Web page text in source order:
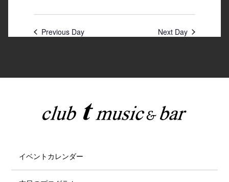
Previous Day Next Day
イベントカレンダー